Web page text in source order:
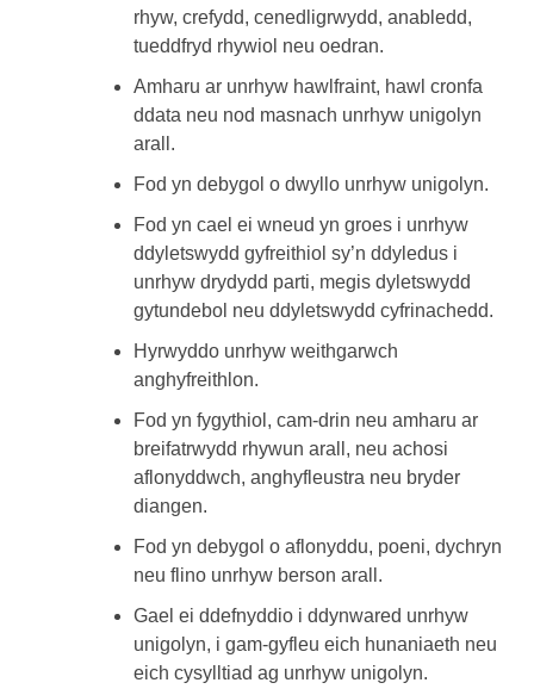
rhyw, crefydd, cenedligrwydd, anabledd,
tueddfryd rhywiol neu oedran.
Amharu ar unrhyw hawlfraint, hawl cronfa
ddata neu nod masnach unrhyw unigolyn
arall.
Fod yn debygol o dwyllo unrhyw unigolyn.
Fod yn cael ei wneud yn groes i unrhyw
ddyletswydd gyfreithiol sy’n ddyledus i
unrhyw drydydd parti, megis dyletswydd
gytundebol neu ddyletswydd cyfrinachedd.
Hyrwyddo unrhyw weithgarwch
anghyfreithlon.
Fod yn fygythiol, cam-drin neu amharu ar
breifatrwydd rhywun arall, neu achosi
aflonyddwch, anghyfleustra neu bryder
diangen.
Fod yn debygol o aflonyddu, poeni, dychryn
neu flino unrhyw berson arall.
Gael ei ddefnyddio i ddynwared unrhyw
unigolyn, i gam-gyfleu eich hunaniaeth neu
eich cysylltiad ag unrhyw unigolyn.